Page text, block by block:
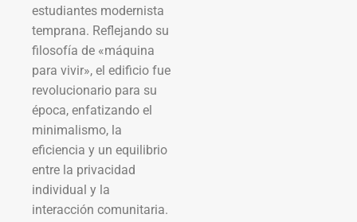
estudiantes modernista
temprana. Reflejando su
filosofía de «máquina
para vivir», el edificio fue
revolucionario para su
época, enfatizando el
minimalismo, la
eficiencia y un equilibrio
entre la privacidad
individual y la
interacción comunitaria.